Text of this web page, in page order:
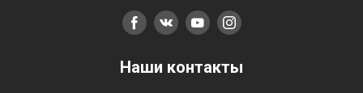
Наши контакты